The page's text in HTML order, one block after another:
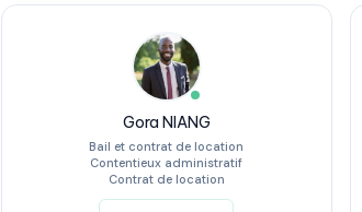
Gora NIANG
Bail et contrat de location
Contentieux administratif
Contrat de location